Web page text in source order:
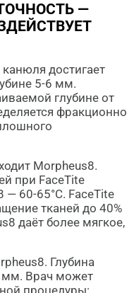
—
достигает
5-6 мм.
глубине от
фракционно
Morpheus8.
при FaceTite
— 60-65°C. FaceTite
тканей до 40%
даёт более мягкое,
Глубина
мм. Врач может
процедуры: